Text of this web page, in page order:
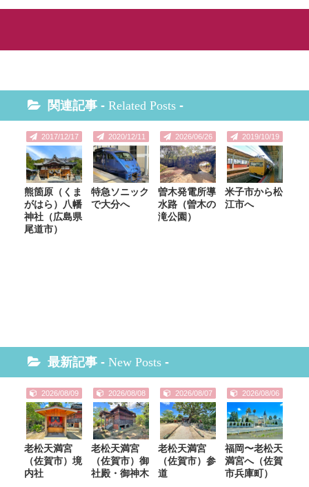
関連記事 - Related Posts -
2017/12/17
熊箇原（くま
がはら）八幡
神社（広島県
尾道市）
2020/12/11
特急ソニック
で大分へ
2026/06/26
曽木発電所導
水路（曽木の
滝公園）
2019/10/19
米子市から松
江市へ
最新記事 - New Posts -
2026/08/09
老松天満宮
（佐賀市）境
内社
2026/08/08
老松天満宮
（佐賀市）御
社殿・御神木
2026/08/07
老松天満宮
（佐賀市）参
道
2026/08/06
福岡〜老松天
満宮へ（佐賀
市兵庫町）